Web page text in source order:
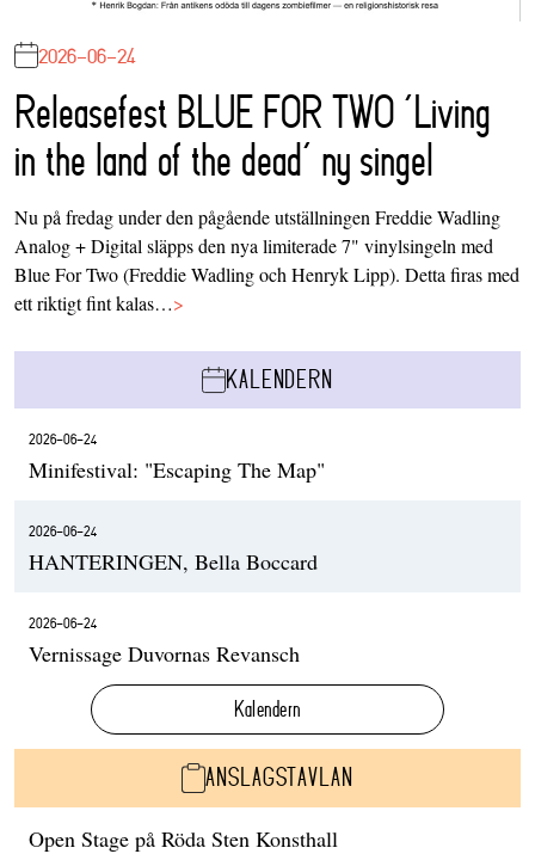
2026-06-24
Releasefest BLUE FOR TWO ‘Living
in the land of the dead’ ny singel
Nu på fredag under den pågående utställningen Freddie Wadling
Analog + Digital släpps den nya limiterade 7" vinylsingeln med
Blue For Two (Freddie Wadling och Henryk Lipp). Detta firas med
ett riktigt fint kalas…>
KALENDERN
2026-06-24
Minifestival: "Escaping The Map"
2026-06-24
HANTERINGEN, Bella Boccard
2026-06-24
Vernissage Duvornas Revansch
Kalendern
ANSLAGSTAVLAN
Open Stage på Röda Sten Konsthall